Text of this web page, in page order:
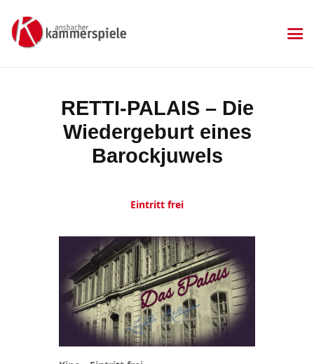
RETTI-PALAIS – Die
Wiedergeburt eines
Barockjuwels
KAMMERSPIELE
Aktuelles
Kartenkauf
Die Kammerspiele
Mitgliedschaft
Sponsoren
Kontakt & Anfahrt
Impressum
Datenschutzerklärung
Eintritt frei